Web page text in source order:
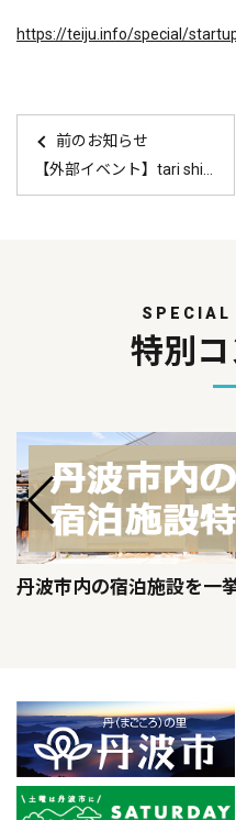
https://teiju.info/special/
前のお知らせ
SPECIAL
特別
丹波市内の宿泊施設を一